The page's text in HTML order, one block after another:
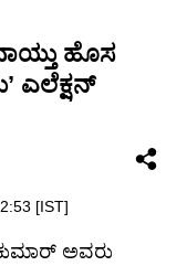
ಹೊಸ
ಎಲೆಕ್ಷನ್
[IST]
ಅವರು